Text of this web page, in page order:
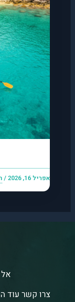
אפריל 16, 2026 /
צרו קשר עוד